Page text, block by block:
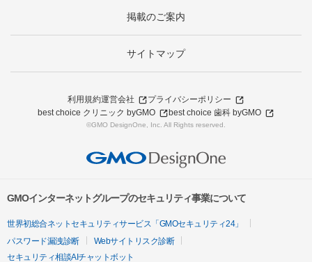
掲載のご案内
サイトマップ
利用規約運営会社
プライバシーポリシー
best choice クリニック byGMO
best choice 歯科 byGMO
©GMO DesignOne, Inc. All Rights reserved.
GMOインターネットグループのセキュリティ事業について
世界初総合ネットセキュリティサービス「GMOセキュリティ24」
パスワード漏洩診断
Webサイトリスク診断
セキュリティ相談AIチャットボット